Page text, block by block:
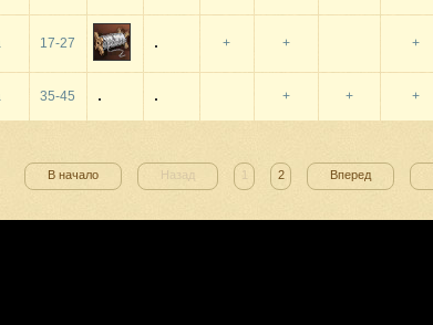
17-27 + + +
35-45 + + +
В начало Назад 2 Вперед